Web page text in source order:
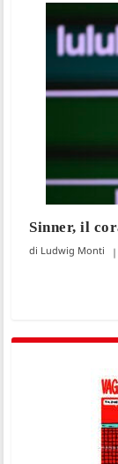
Sinner, il
Ludwig Monti